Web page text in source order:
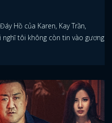
Hồ của Karen, Kay Trần,
nghĩ tôi không còn tin vào gương